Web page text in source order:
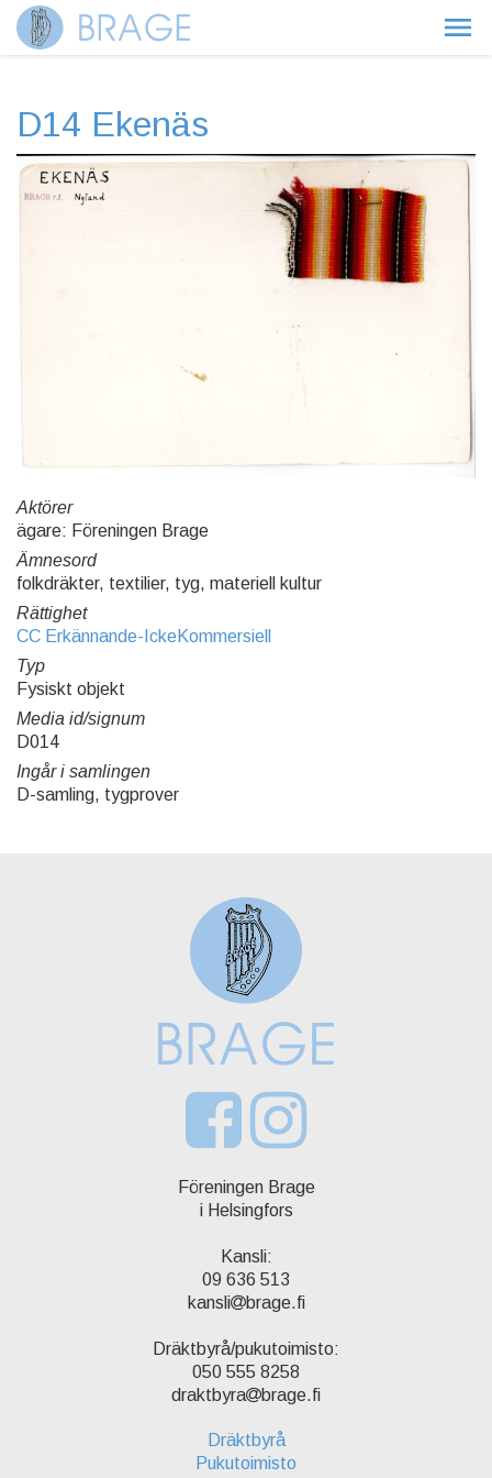
D14 Ekenäs
Aktörer
ägare: Föreningen Brage
Ämnesord
folkdräkter, textilier, tyg, materiell kultur
Rättighet
CC Erkännande-IckeKommersiell
Typ
Fysiskt objekt
Media id/signum
D014
Ingår i samlingen
D-samling, tygprover
Föreningen Brage
i Helsingfors
Kansli:
09 636 513
kansli
brage.fi
Dräktbyrå/pukutoimisto:
050 555 8258
draktbyra
brage.fi
Dräktbyrå
Pukutoimisto